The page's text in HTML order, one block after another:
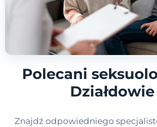
Polecani
Działdowie
Znajdź odpowiedniego